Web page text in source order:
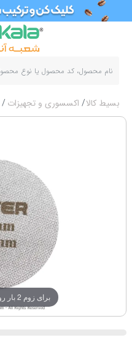
بسیط کالا اکسسوری و تجهیزات
برای زوم 2 بار روی عکس ضربه بزنید